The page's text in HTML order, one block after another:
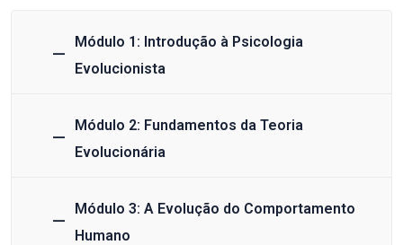
Módulo 1: Introdução à Psicologia
Evolucionista
Módulo 2: Fundamentos da Teoria
Evolucionária
Módulo 3: A Evolução do Comportamento
Humano